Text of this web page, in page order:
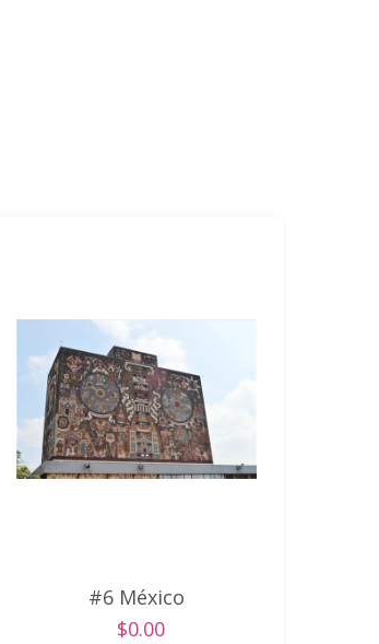
#6 México
$0.00